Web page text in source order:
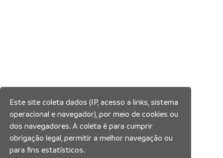
Este site coleta dados (IP, acesso a links, sistema
operacional e navegador), por meio de cookies ou
dos navegadores. A coleta é para cumprir
obrigação legal, permitir a melhor navegação ou
para fins estatísticos.